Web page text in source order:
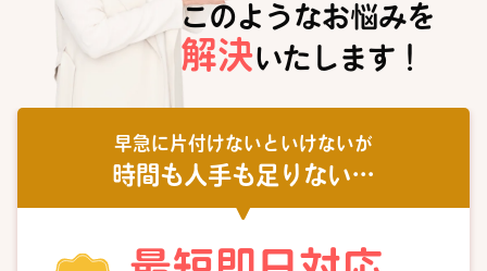
このようなお悩みを
解決いたします！
早急に片付けないといけないが
時間も人手も足りない…